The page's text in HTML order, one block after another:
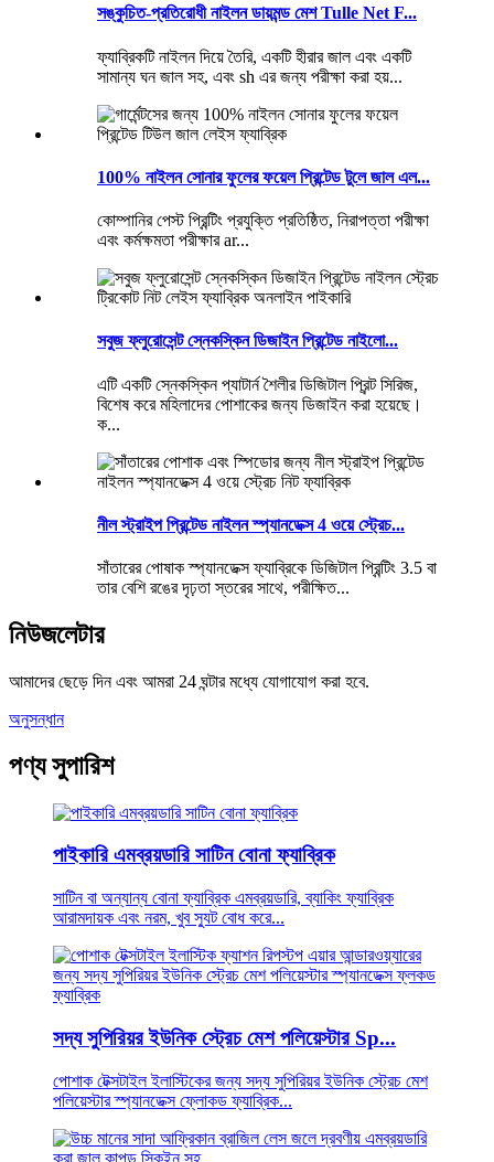
সঙ্কুচিত-প্রতিরোধী নাইলন ডায়মন্ড মেশ Tulle Net F...
ফ্যাব্রিকটি নাইলন দিয়ে তৈরি, একটি হীরার জাল এবং একটি
সামান্য ঘন জাল সহ, এবং sh এর জন্য পরীক্ষা করা হয়...
100% নাইলন সোনার ফুলের ফয়েল প্রিন্টেড টুলে জাল এল...
কোম্পানির পেস্ট প্রিন্টিং প্রযুক্তি প্রতিষ্ঠিত, নিরাপত্তা পরীক্ষা
এবং কর্মক্ষমতা পরীক্ষার ar...
সবুজ ফ্লুরোসেন্ট স্নেকস্কিন ডিজাইন প্রিন্টেড নাইলো...
এটি একটি স্নেকস্কিন প্যাটার্ন শৈলীর ডিজিটাল প্রিন্ট সিরিজ,
বিশেষ করে মহিলাদের পোশাকের জন্য ডিজাইন করা হয়েছে।
ক...
নীল স্ট্রাইপ প্রিন্টেড নাইলন স্প্যানডেক্স 4 ওয়ে স্ট্রেচ...
সাঁতারের পোষাক স্প্যানডেক্স ফ্যাব্রিকে ডিজিটাল প্রিন্টিং 3.5 বা
তার বেশি রঙের দৃঢ়তা স্তরের সাথে, পরীক্ষিত...
নিউজলেটার
আমাদের ছেড়ে দিন এবং আমরা 24 ঘন্টার মধ্যে যোগাযোগ করা হবে.
অনুসন্ধান
পণ্য সুপারিশ
পাইকারি এমব্রয়ডারি সাটিন বোনা ফ্যাব্রিক
সাটিন বা অন্যান্য বোনা ফ্যাব্রিক এমব্রয়ডারি, ব্যাকিং ফ্যাব্রিক
আরামদায়ক এবং নরম, খুব স্যুট বোধ করে...
সদ্য সুপিরিয়র ইউনিক স্ট্রেচ মেশ পলিয়েস্টার Sp...
পোশাক টেক্সটাইল ইলাস্টিকের জন্য সদ্য সুপিরিয়র ইউনিক স্ট্রেচ মেশ
পলিয়েস্টার স্প্যানডেক্স ফ্লোকড ফ্যাব্রিক...